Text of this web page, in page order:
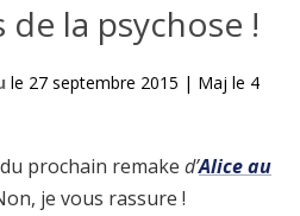
de la psychose !
le 27 septembre 2015 | Maj le 4
prochain remake d’Alice au
je vous rassure !